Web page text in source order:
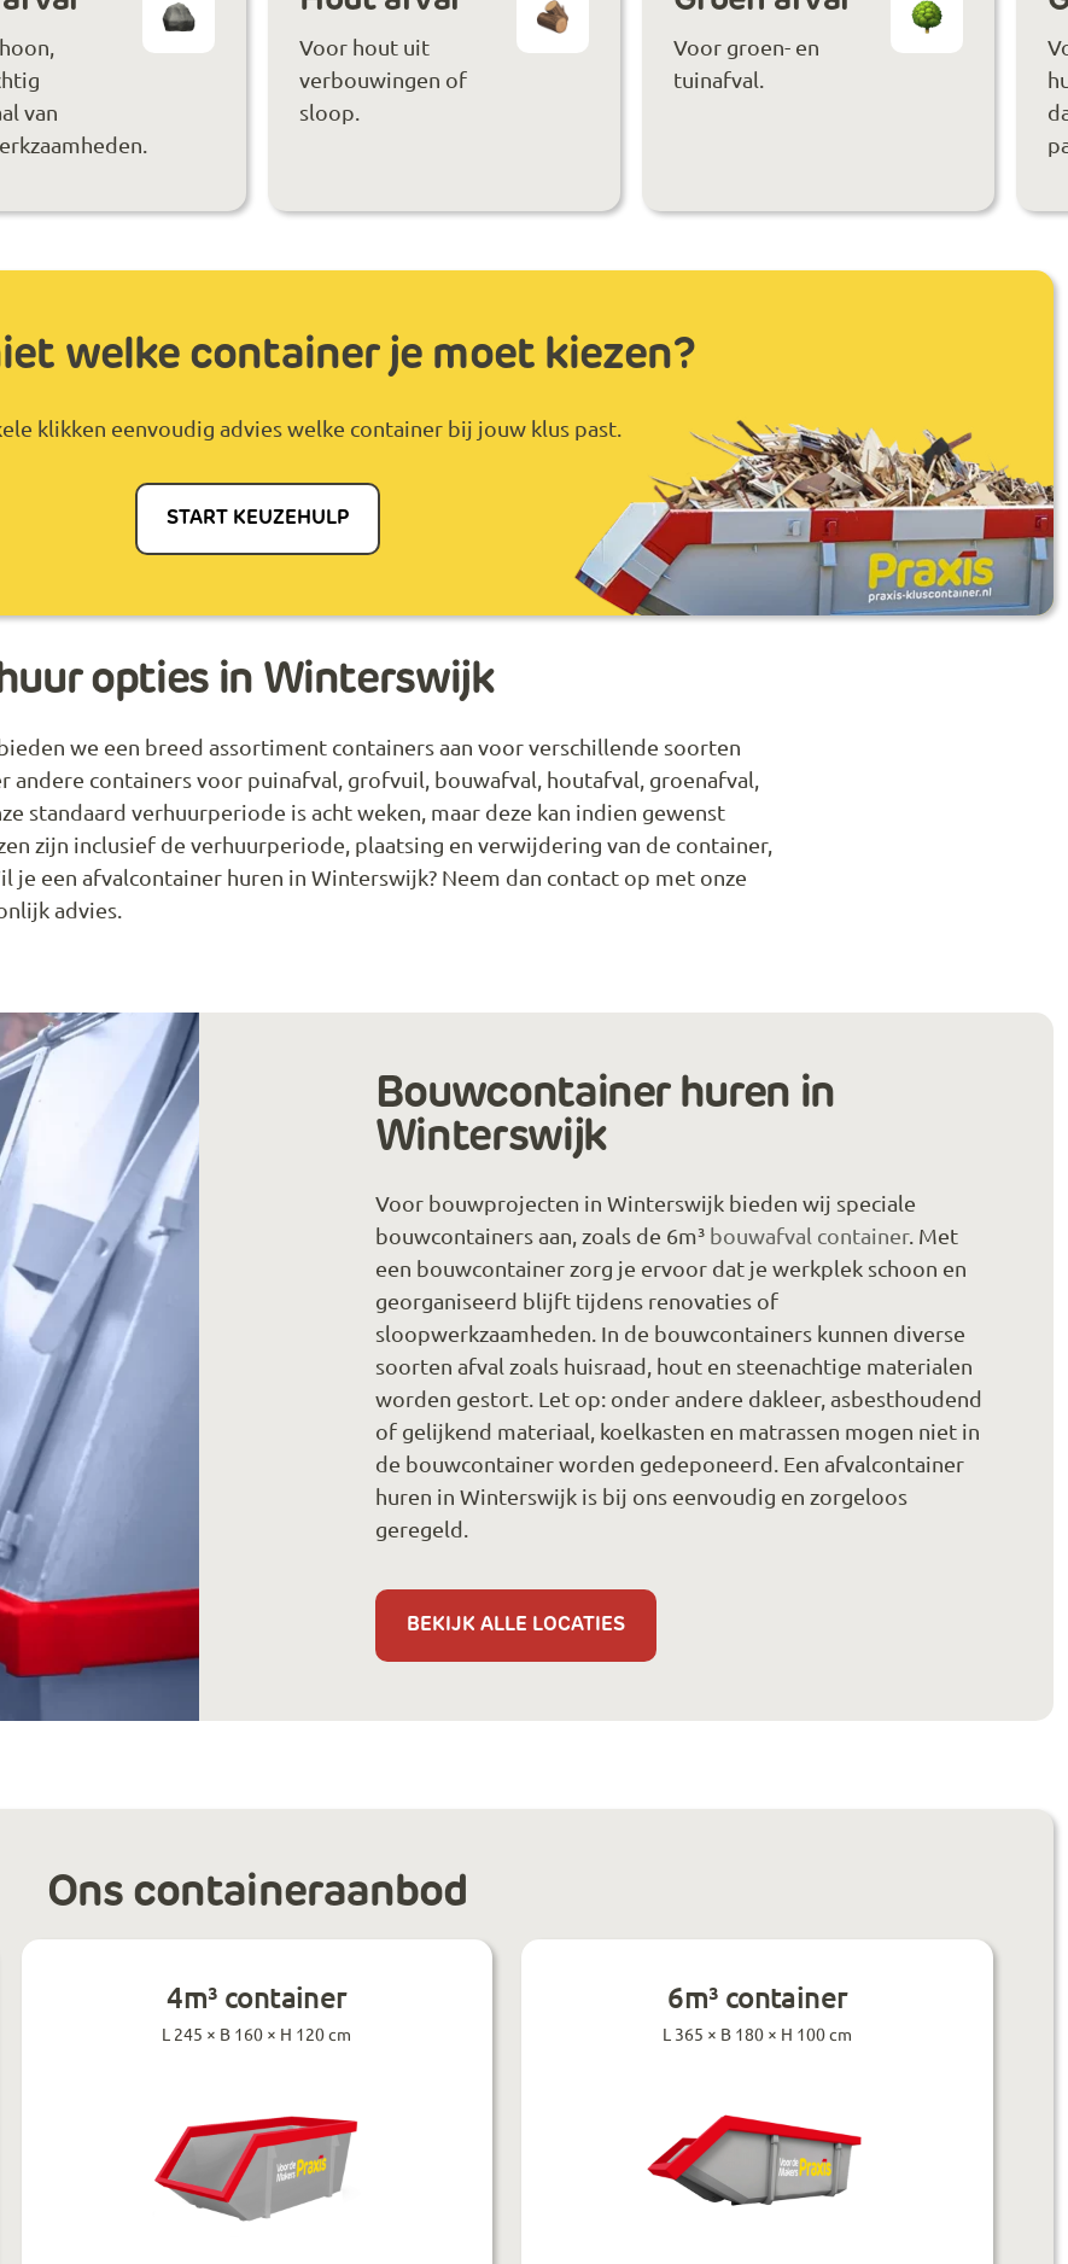
van
Voor hout uit
verbouwingen of
sloop.
Voor groen- en
tuinafval.
welke container je moet kiezen?
klikken eenvoudig advies welke container bij jouw klus past.
START KEUZEHULP
opties in Winterswijk
we een breed assortiment containers aan voor verschillende soorten
andere containers voor puinafval, grofvuil, bouwafval, houtafval, groenafval,
standaard verhuurperiode is acht weken, maar deze kan indien gewenst
zijn inclusief de verhuurperiode, plaatsing en verwijdering van de container,
je een afvalcontainer huren in Winterswijk? Neem dan contact op met onze
advies.
Bouwcontainer huren in
Winterswijk
Voor bouwprojecten in Winterswijk bieden wij speciale
bouwcontainers aan, zoals de 6m³ bouwafval container. Met
een bouwcontainer zorg je ervoor dat je werkplek schoon en
georganiseerd blijft tijdens renovaties of
sloopwerkzaamheden. In de bouwcontainers kunnen diverse
soorten afval zoals huisraad, hout en steenachtige materialen
worden gestort. Let op: onder andere dakleer, asbesthoudend
of gelijkend materiaal, koelkasten en matrassen mogen niet in
de bouwcontainer worden gedeponeerd. Een afvalcontainer
huren in Winterswijk is bij ons eenvoudig en zorgeloos
geregeld.
BEKIJK ALLE LOCATIES
Ons containeraanbod
4m³ container
L 245 × B 160 × H 120 cm
6m³ container
L 365 × B 180 × H 100 cm